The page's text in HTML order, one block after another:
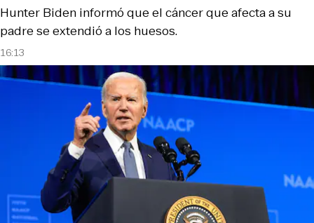
16:13
Hunter Biden informó que el cáncer que afecta a su
padre se extendió a los huesos.